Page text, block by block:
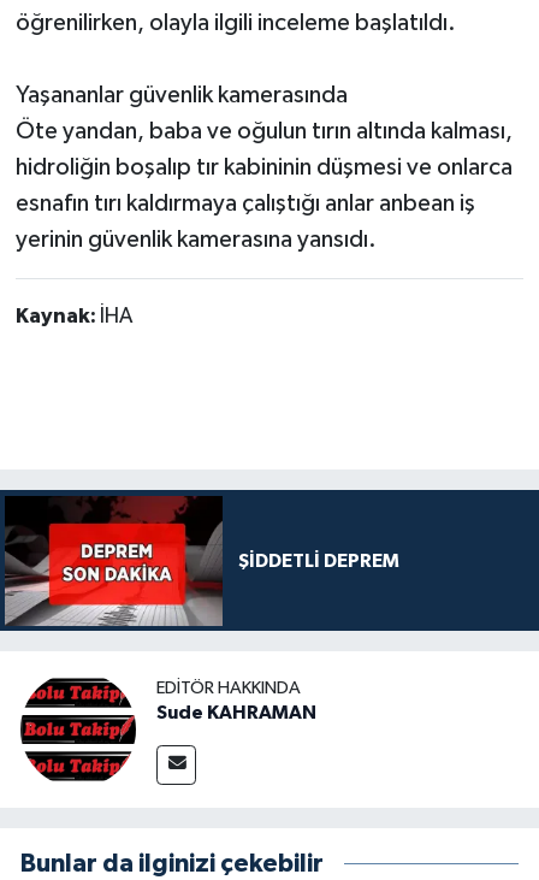
öğrenilirken, olayla ilgili inceleme başlatıldı.
Yaşananlar güvenlik kamerasında
Öte yandan, baba ve oğulun tırın altında kalması,
hidroliğin boşalıp tır kabininin düşmesi ve onlarca
esnafın tırı kaldırmaya çalıştığı anlar anbean iş
yerinin güvenlik kamerasına yansıdı.
Kaynak: İHA
ŞİDDETLİ DEPREM
EDITÖR HAKKINDA
Sude KAHRAMAN
Bunlar da ilginizi çekebilir